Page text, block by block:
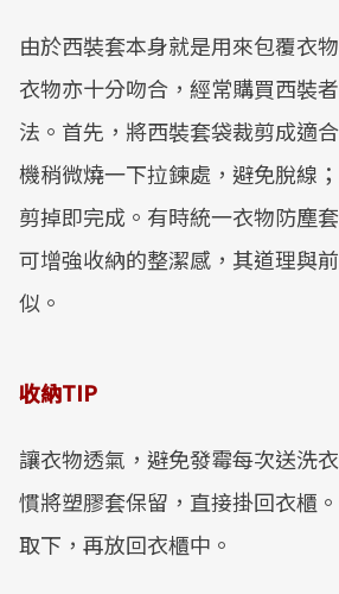
由於西裝套本身就是用來包覆衣
衣物亦十分吻合，經常購買西裝
法。首先，將西裝套袋裁剪成適
機稍微燒一下拉鍊處，避免脫線
剪掉即完成。有時統一衣物防塵
可增強收納的整潔感，其道理與
似。
收納TIP
讓衣物透氣，避免發霉每次送洗
慣將塑膠套保留，直接掛回衣櫃
取下，再放回衣櫃中。